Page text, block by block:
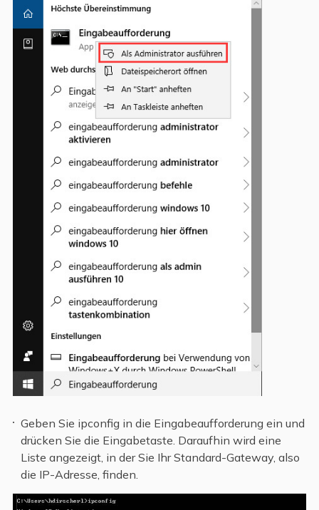
Geben Sie ipconfig in die Eingabeaufforderung ein und
drücken Sie die Eingabetaste. Daraufhin wird eine
Liste angezeigt, in der Sie Ihr Standard-Gateway, also
die IP-Adresse, finden.